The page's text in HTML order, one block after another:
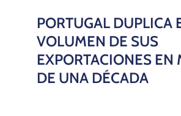
PORTUGAL DUPLICA
VOLUMEN DE SUS
EXPORTACIONES EN
DE UNA DÉCADA